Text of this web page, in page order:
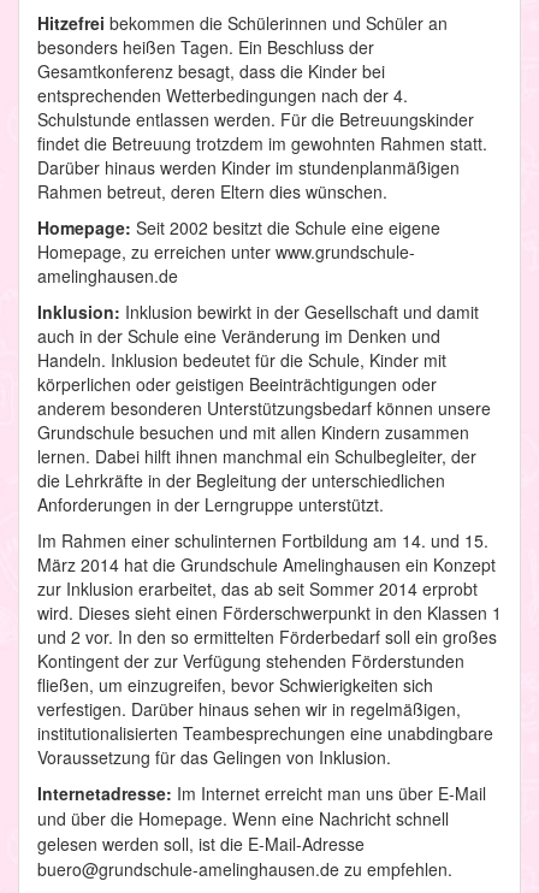
Hitzefrei bekommen die Schülerinnen und Schüler an
besonders heißen Tagen. Ein Beschluss der
Gesamtkonferenz besagt, dass die Kinder bei
entsprechenden Wetterbedingungen nach der 4.
Schulstunde entlassen werden. Für die Betreuungskinder
findet die Betreuung trotzdem im gewohnten Rahmen statt.
Darüber hinaus werden Kinder im stundenplanmäßigen
Rahmen betreut, deren Eltern dies wünschen.
Homepage: Seit 2002 besitzt die Schule eine eigene
Homepage, zu erreichen unter www.grundschule-
amelinghausen.de
Inklusion: Inklusion bewirkt in der Gesellschaft und damit
auch in der Schule eine Veränderung im Denken und
Handeln. Inklusion bedeutet für die Schule, Kinder mit
körperlichen oder geistigen Beeinträchtigungen oder
anderem besonderen Unterstützungsbedarf können unsere
Grundschule besuchen und mit allen Kindern zusammen
lernen. Dabei hilft ihnen manchmal ein Schulbegleiter, der
die Lehrkräfte in der Begleitung der unterschiedlichen
Anforderungen in der Lerngruppe unterstützt.
Im Rahmen einer schulinternen Fortbildung am 14. und 15.
März 2014 hat die Grundschule Amelinghausen ein Konzept
zur Inklusion erarbeitet, das ab seit Sommer 2014 erprobt
wird. Dieses sieht einen Förderschwerpunkt in den Klassen 1
und 2 vor. In den so ermittelten Förderbedarf soll ein großes
Kontingent der zur Verfügung stehenden Förderstunden
fließen, um einzugreifen, bevor Schwierigkeiten sich
verfestigen. Darüber hinaus sehen wir in regelmäßigen,
institutionalisierten Teambesprechungen eine unabdingbare
Voraussetzung für das Gelingen von Inklusion.
Internetadresse: Im Internet erreicht man uns über E-Mail
und über die Homepage. Wenn eine Nachricht schnell
gelesen werden soll, ist die E-Mail-Adresse
buero@grundschule-amelinghausen.de zu empfehlen.